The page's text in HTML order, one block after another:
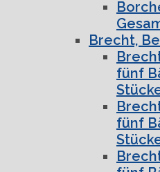
Brecht,
fünf
fünf